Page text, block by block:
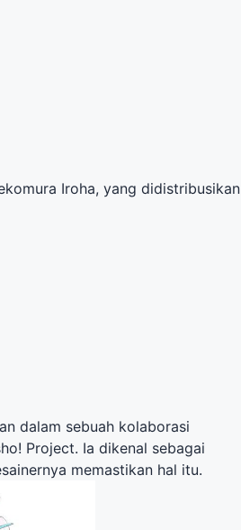
Iroha, yang didistribusikan
dalam sebuah kolaborasi
Project. Ia dikenal sebagai
memastikan hal itu.